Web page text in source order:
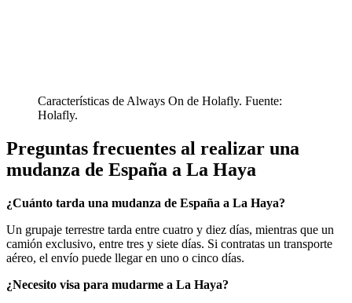
Características de Always On de Holafly. Fuente:
Holafly.
Preguntas frecuentes al realizar una
mudanza de España a La Haya
¿Cuánto tarda una mudanza de España a La Haya?
Un grupaje terrestre tarda entre cuatro y diez días, mientras que un
camión exclusivo, entre tres y siete días. Si contratas un transporte
aéreo, el envío puede llegar en uno o cinco días.
¿Necesito visa para mudarme a La Haya?